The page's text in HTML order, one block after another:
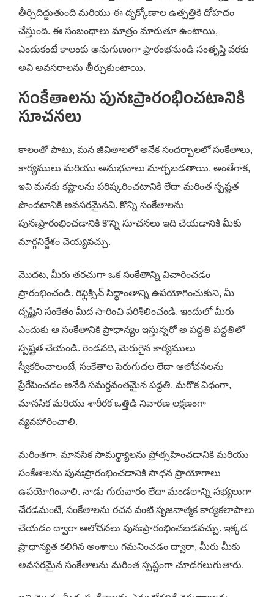
తీర్చిదిద్దుతుంది మరియు ఈ దృక్కోణాల ఉత్పత్తికి దోహదం
చేస్తుంది. ఈ సంబంధాలు మాత్రం మారుతూ ఉంటాయి,
ఎందుకంటే కాలంకు అనుగుణంగా ప్రారంభనుండి సంతృప్తి వరకు
అవి అవసరాలను తీర్చుకుంటాయి.
సంకేతాలను పునఃప్రారంభించటానికి
సూచనలు
కాలంతో పాటు, మన జీవితాలలో అనేక సందర్భాలలో సంకేతాలు,
కార్యములు మరియు అనుభవాలు మార్చబడతాయి. అంతేగాక,
ఇవి మనకు కష్టాలను పరిష్కరించటానికి లేదా మరింత స్పష్టత
పొందటానికి అవసరమైనవి. కొన్ని సంకేతాలను
పునఃప్రారంభించడానికి కొన్ని సూచనలు ఇది చేయడానికి మీకు
మార్గనిర్దేశం చెయ్యవచ్చు.
మొదట, మీరు తరచుగా ఒక సంకేతాన్ని విచారించడం
ప్రారంభించండి. రిఫ్లెక్సివ్ సిద్ధాంతాన్ని ఉపయోగించుకుని, మీ
దృష్టిని సంకేతం మీద సారించి పరిశీలించండి. ఇందులో మీరు
ఎందుకు ఆ సంకేతానికి ప్రాధాన్యం ఇస్తున్నరో అ పద్ధతి పద్ధతిలో
స్పష్టత చేయండి. రెండవది, మెరుగైన కార్యములు
స్వీకరించాలంటే, సంకేతాల పెరుగుదల లేదా ఆలోచనలను
ప్రేరేపించడం అనేది సమర్థవంతమైన పద్ధతి. మరొక విధంగా,
మానసిక మరియు శారీరక ఒత్తిడి నివారణ లక్షణంగా
వ్యవహారించాలి.
మరింతగా, మానసిక సామర్థ్యాలను ప్రోత్సహించడానికి మరియు
సంకేతాలను పునఃప్రారంభించడానికి సాధన ప్రాయోగాలు
ఉపయోగించాలి. నాడు గురువారం లేదా మండలాన్ని సభ్యలుగా
చేరడమంటే, సంకేతాలను రచన వంటి సృజనాత్మక కార్యకలాపాలు
చేయడం ద్వారా ఆలోచనలు పునఃప్రారంభించబడవచ్చు. ఇక్కడ
ప్రాధాన్యత కలిగిన అంశాలు గమనించడం ద్వారా, మీరు మీకు
అవసరమైన సంకేతాలను మరింత స్పష్టంగా చూడగలుగుతారు.